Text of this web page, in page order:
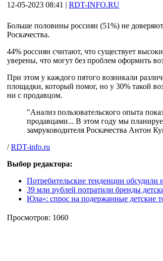
12-05-2023 08:41 | RDT-INFO.RU
Больше половины россиян (51%) не
Роскачества.
44% россиян считают, что существует
уверены, что могут без проблем оформить
При этом у каждого пятого возникали
площадки, который помог, но у 30% такой
ни с продавцом.
"Анализ пользовательского опыта
продавцами... В этом году мы
замруководителя Роскачества Антон
/RDT-info.ru
Выбор редактора:
Потребительские тенденции обсудили
39 млн рублей потратили бренды
Юла»: спрос на подержанные детские
Просмотров: 1060